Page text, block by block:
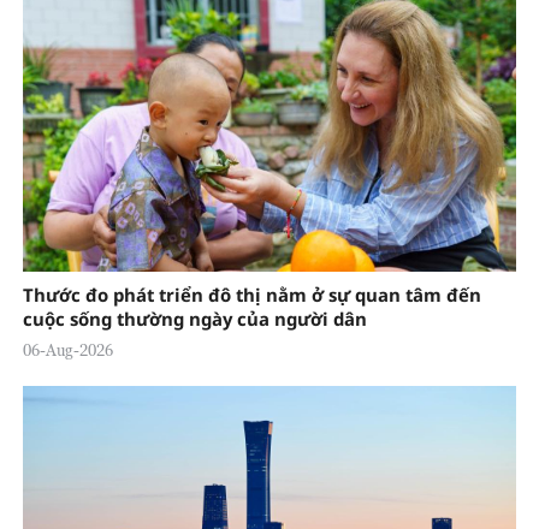
Thước đo phát triển đô thị nằm ở sự quan tâm đến
cuộc sống thường ngày của người dân
06-Aug-2026